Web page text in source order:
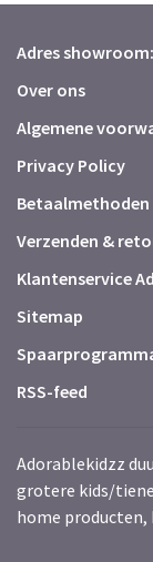
Adres
Over ons
Algemene
Privacy Policy
Betaalmethoden
Verzenden &
Klantenservice
Sitemap
RSS-feed
Adorablekidzz
grotere kids/
home producten,